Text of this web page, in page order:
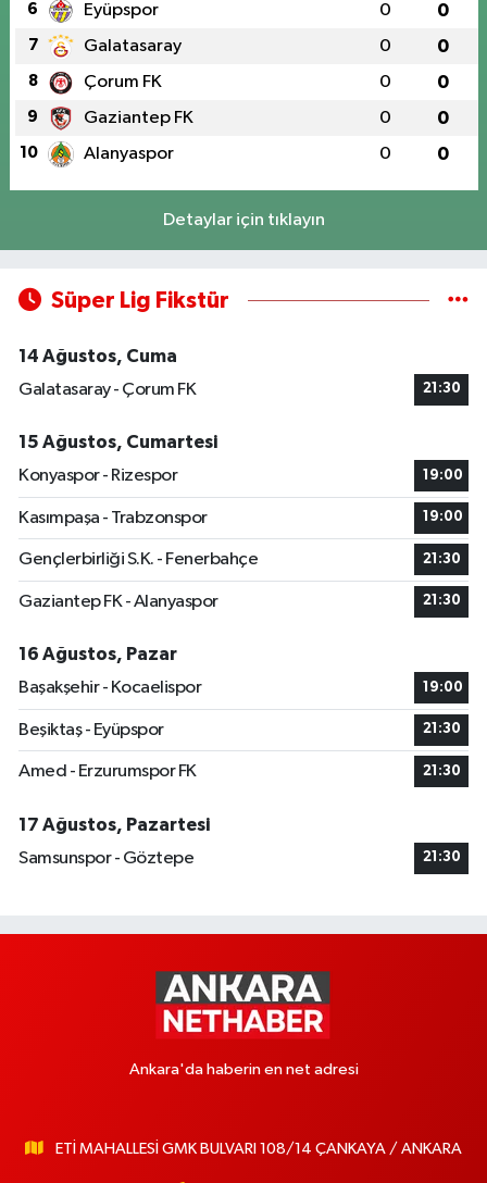
6 Eyüpspor 0 0
7 Galatasaray 0 0
8 Çorum FK 0 0
9 Gaziantep FK 0 0
10 Alanyaspor 0 0
Detaylar için tıklayın
Süper Lig Fikstür
14 Ağustos, Cuma
Galatasaray - Çorum FK
21:30
15 Ağustos, Cumartesi
Konyaspor - Rizespor
19:00
Kasımpaşa - Trabzonspor 19:00
Gençlerbirliği S.K. - Fenerbahçe 21:30
Gaziantep FK - Alanyaspor 21:30
16 Ağustos, Pazar
Başakşehir - Kocaelispor
19:00
Beşiktaş - Eyüpspor 21:30
Amed - Erzurumspor FK 21:30
17 Ağustos, Pazartesi
Samsunspor - Göztepe
21:30
Ankara'da haberin en net adresi
ETİ MAHALLESİ GMK BULVARI 108/14 ÇANKAYA / ANKARA